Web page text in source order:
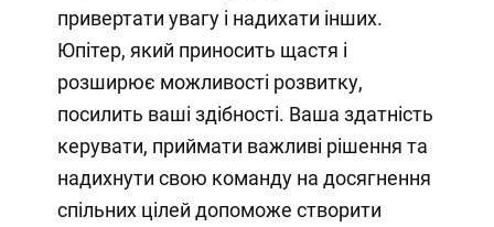
привертати увагу і надихати інших.
Юпітер, який приносить щастя і
розширює можливості розвитку,
посилить ваші здібності. Ваша здатність
керувати, приймати важливі рішення та
надихнути свою команду на досягнення
спільних цілей допоможе створити